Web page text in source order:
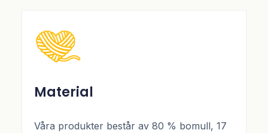
Material
Våra produkter består av 80 % bomull, 17